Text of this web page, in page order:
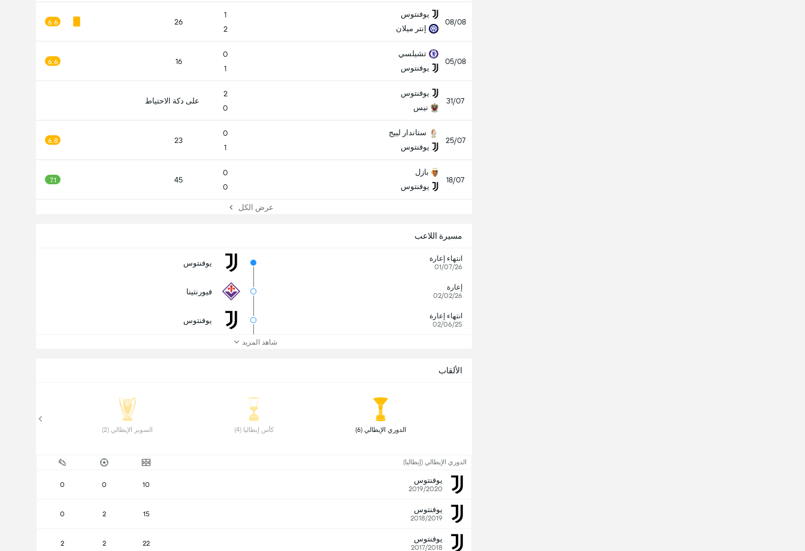
08/08
يوفنتوس
إنتر ميلان
1
2
26
6.6
05/08
تشيلسي
يوفنتوس
0
1
16
6.6
31/07
يوفنتوس
نيس
2
0
على دكة الاحتياط
25/07
ستاندار لييج
يوفنتوس
0
1
23
6.8
18/07
بازل
يوفنتوس
0
0
45
7.1
عرض الكل
مسيرة اللاعب
انتهاء إعارة
01/07/26
يوفنتوس
إعارة
02/02/26
فيورنتينا
انتهاء إعارة
02/06/25
يوفنتوس
شاهد المزيد
الألقاب
الدوري الإيطالي (6) كأس إيطاليا (4) السوبر الإيطالي (2)
الدوري الإيطالي (إيطاليا)
يوفنتوس
2019/2020
10
0
0
يوفنتوس
2018/2019
15
2
0
يوفنتوس
2017/2018
22
2
2